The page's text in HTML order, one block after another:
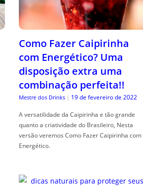
Como Fazer Caipirinha
com Energético? Uma
disposição extra uma
combinação perfeita!!
Mestre dos Drinks | 19 de fevereiro de 2022
A versatilidade da Caipirinha e tão grande
quanto a criatividade do Brasileiro, Nesta
versão veremos Como Fazer Caipirinha com
Energético.